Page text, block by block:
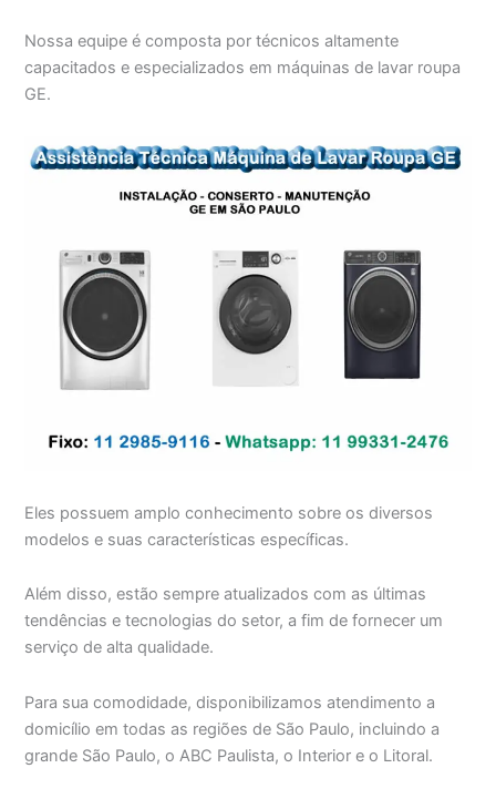
Nossa equipe é composta por técnicos altamente
capacitados e especializados em máquinas de lavar roupa
GE.
Eles possuem amplo conhecimento sobre os diversos
modelos e suas características específicas.
Além disso, estão sempre atualizados com as últimas
tendências e tecnologias do setor, a fim de fornecer um
serviço de alta qualidade.
Para sua comodidade, disponibilizamos atendimento a
domicílio em todas as regiões de São Paulo, incluindo a
grande São Paulo, o ABC Paulista, o Interior e o Litoral.